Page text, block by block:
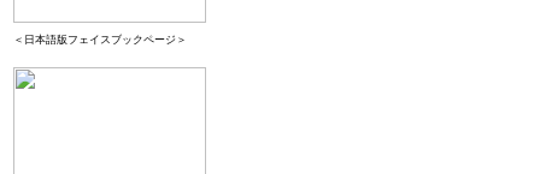
＜日本語版フェイスブックページ＞